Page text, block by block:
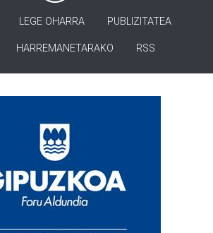
LEGE OHARRA PUBLIZITATEA
HARREMANETARAKO RSS